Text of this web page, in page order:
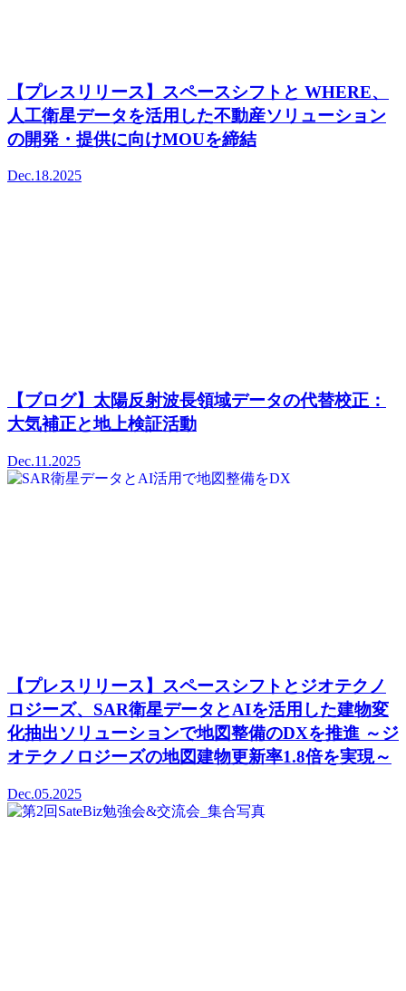
【プレスリリース】スペースシフトと WHERE、
人工衛星データを活用した不動産ソリューション
の開発・提供に向けMOUを締結
Dec.18.2025
【ブログ】太陽反射波長領域データの代替校正：
大気補正と地上検証活動
Dec.11.2025
【プレスリリース】スペースシフトとジオテクノ
ロジーズ、SAR衛星データとAIを活用した建物変
化抽出ソリューションで地図整備のDXを推進 ～ジ
オテクノロジーズの地図建物更新率1.8倍を実現～
Dec.05.2025